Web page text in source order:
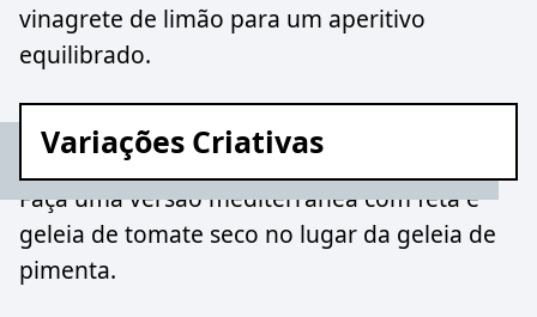
vinagrete de limão para um aperitivo
equilibrado.
Variações Criativas
Faça uma versão mediterrânea com feta e
geleia de tomate seco no lugar da geleia de
pimenta.